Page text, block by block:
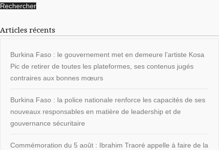
Articles récents
Burkina Faso : le gouvernement met en demeure l’artiste Kosa
Pic de retirer de toutes les plateformes, ses contenus jugés
contraires aux bonnes mœurs
Burkina Faso : la police nationale renforce les capacités de ses
nouveaux responsables en matière de leadership et de
gouvernance sécuritaire
Commémoration du 5 août : Ibrahim Traoré appelle à faire de la